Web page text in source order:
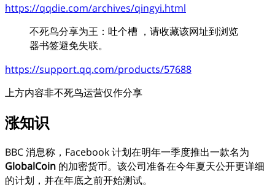
https://qqdie.com/archives/qingyi.html
不死鸟分享为王：吐个槽 ，请收藏该网址到浏览
器书签避免失联。
https://support.qq.com/products/57688
上方内容非不死鸟运营仅作分享
涨知识
BBC 消息称，Facebook 计划在明年一季度推出一款名为
GlobalCoin 的加密货币。该公司准备在今年夏天公开更详细
的计划，并在年底之前开始测试。